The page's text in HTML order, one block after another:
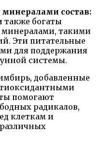
состав:
также богаты
минералами, такими
Эти питательные
для поддержания
системы.
добавленные
помогают
радикалов,
клеткам и